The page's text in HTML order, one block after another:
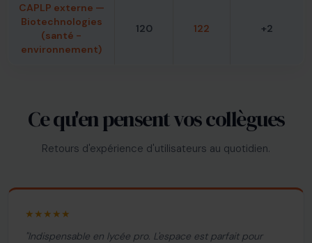
CAPLP externe —
Biotechnologies
(santé -
environnement)
120 122 +2
Ce qu'en pensent vos collègues
Retours d'expérience d'utilisateurs au quotidien.
★★★★★
"Indispensable en lycée pro. L'espace est parfait pour